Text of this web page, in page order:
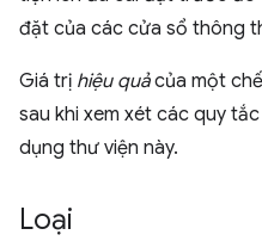
đặt của các cửa sổ thông
Giá trị hiệu quảcủa một
sau khi xem xét các quy
dụng thư viện này.
Loại